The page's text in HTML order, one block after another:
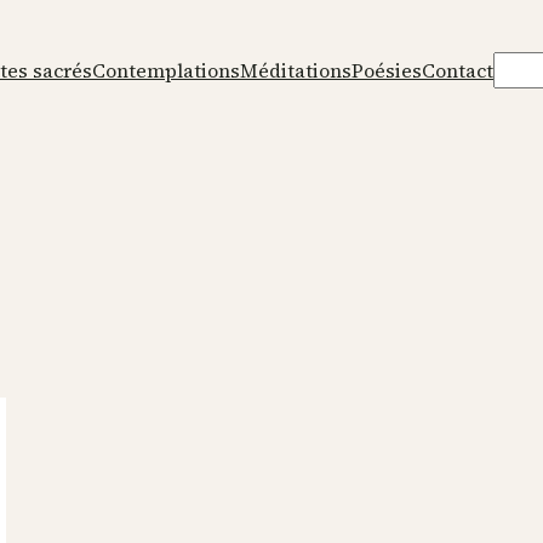
sacrésContemplationsMéditationsPoésiesContact